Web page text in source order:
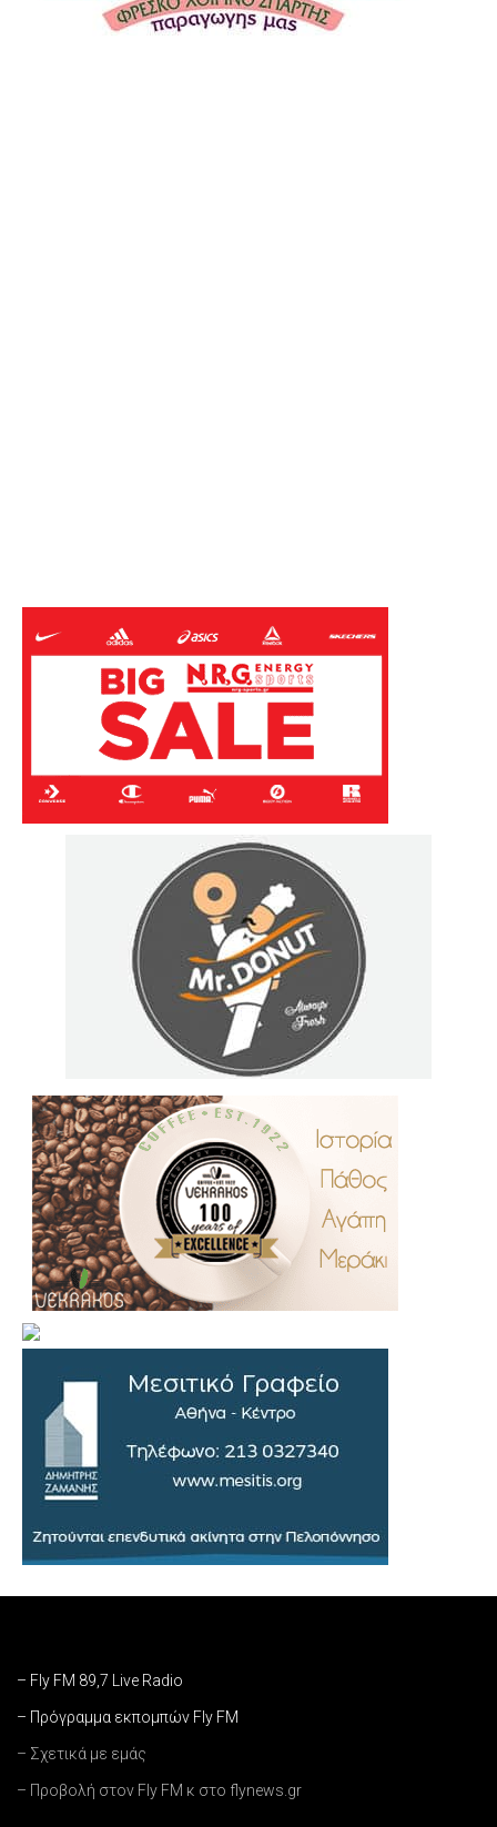
– Fly FM 89,7 Live Radio
– Πρόγραμμα εκπομπών Fly FM
– Σχετικά με εμάς
– Προβολή στον Fly FM κ στο flynews.gr